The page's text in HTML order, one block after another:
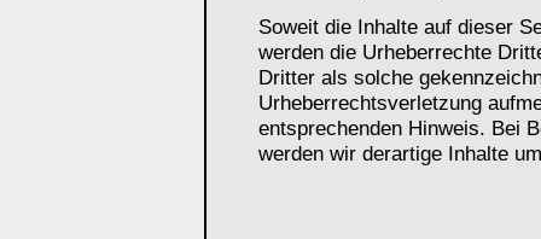
Soweit die Inhalte auf dieser
werden die Urheberrechte
Dritter als solche
Urheberrechtsverletzung
entsprechenden Hinweis. Bei
werden wir derartige Inhalte